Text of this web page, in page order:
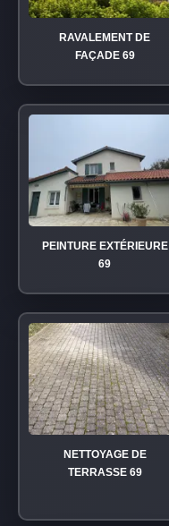
RAVALEMENT DE
FAÇADE 69
PEINTURE EXTÉRIEURE
69
NETTOYAGE DE
TERRASSE 69